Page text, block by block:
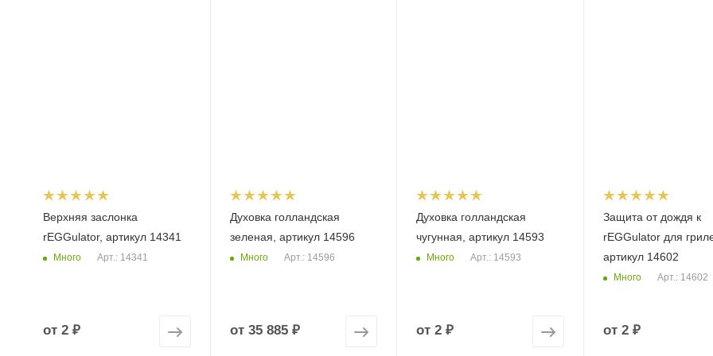
Верхняя заслонка
rEGGulator, артикул 14341
Много Арт.: 14341
от 2 ₽
Духовка голландская
зеленая, артикул 14596
Много Арт.: 14596
от 35 885 ₽
Духовка голландская
чугунная, артикул 14593
Много Арт.: 14593
от 2 ₽
Защита от дождя к
rEGGulator для
артикул 14602
Много Арт.: 14602
от 2 ₽